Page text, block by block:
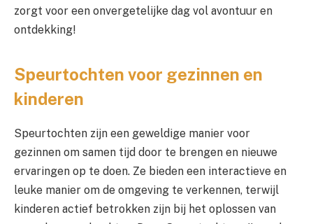
zorgt voor een onvergetelijke dag vol avontuur en
ontdekking!
Speurtochten voor gezinnen en
kinderen
Speurtochten zijn een geweldige manier voor
gezinnen om samen tijd door te brengen en nieuwe
ervaringen op te doen. Ze bieden een interactieve en
leuke manier om de omgeving te verkennen, terwijl
kinderen actief betrokken zijn bij het oplossen van